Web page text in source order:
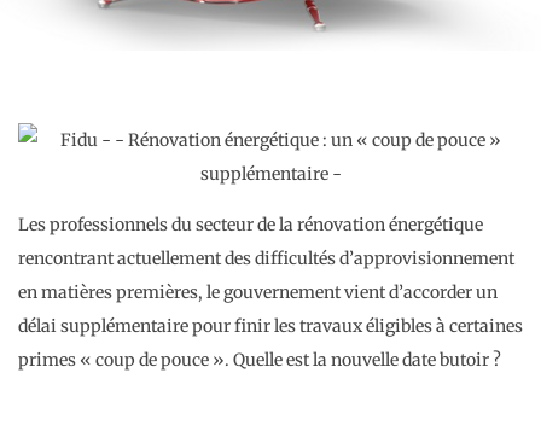
Les professionnels du secteur de la rénovation énergétique
rencontrant actuellement des difficultés d’approvisionnement
en matières premières, le gouvernement vient d’accorder un
délai supplémentaire pour finir les travaux éligibles à certaines
primes « coup de pouce ». Quelle est la nouvelle date butoir ?